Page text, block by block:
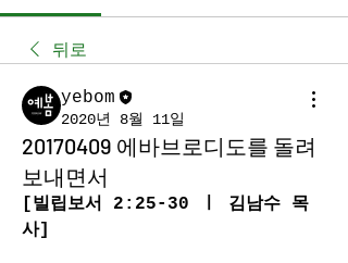
뒤로
yebom
2020년 8월 11일
20170409 에바브로디도를 돌려
보내면서
[빌립보서 2:25-30 ㅣ 김남수 목
사]